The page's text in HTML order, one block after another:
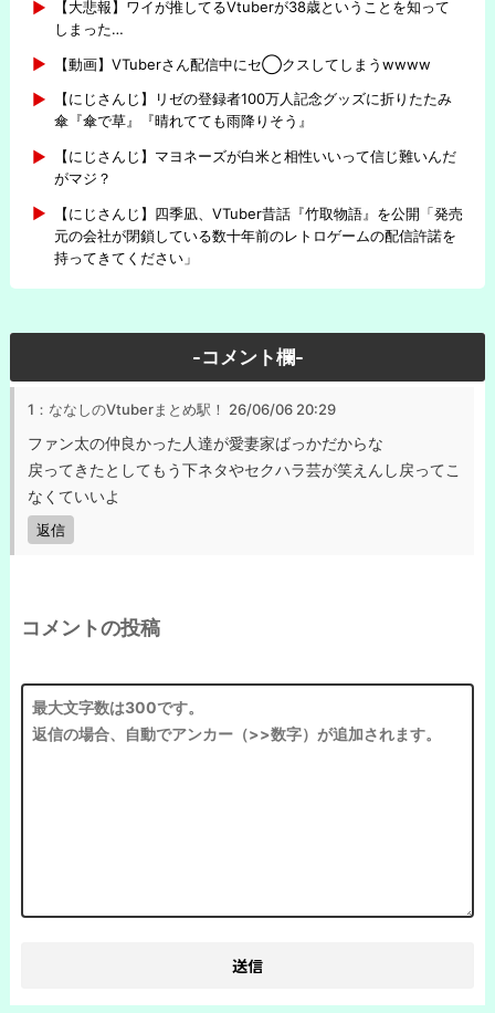
【大悲報】ワイが推してるVtuberが38歳ということを知って
しまった…
【動画】VTuberさん配信中にセ◯クスしてしまうwwww
【にじさんじ】リゼの登録者100万人記念グッズに折りたたみ
傘『傘で草』『晴れてても雨降りそう』
【にじさんじ】マヨネーズが白米と相性いいって信じ難いんだ
がマジ？
【にじさんじ】四季凪、VTuber昔話『竹取物語』を公開「発売
元の会社が閉鎖している数十年前のレトロゲームの配信許諾を
持ってきてください」
-コメント欄-
1：ななしのVtuberまとめ駅！ 26/06/06 20:29
ファン太の仲良かった人達が愛妻家ばっかだからな
戻ってきたとしてもう下ネタやセクハラ芸が笑えんし戻ってこ
なくていいよ
返信
コメントの投稿